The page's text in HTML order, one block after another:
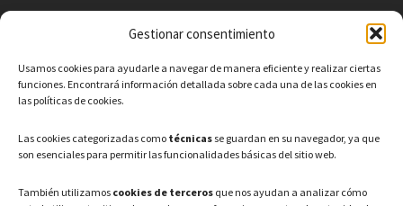
Gestionar consentimiento
Usamos cookies para ayudarle a navegar de manera eficiente y realizar ciertas
funciones. Encontrará información detallada sobre cada una de las cookies en
las políticas de cookies.
Las cookies categorizadas como técnicas se guardan en su navegador, ya que
son esenciales para permitir las funcionalidades básicas del sitio web.
También utilizamos cookies de terceros que nos ayudan a analizar cómo
Teléfono: 91 886 44 62
Correo Electrónico:
HORARIO